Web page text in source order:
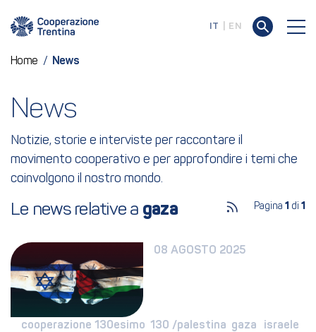
IT EN
Home / News
News
Notizie, storie e interviste per raccontare il
movimento cooperativo e per approfondire i temi che
coinvolgono il nostro mondo.
Le news relative a gaza Pagina 1 di 1
08 AGOSTO 2025
cooperazione 130esimo
130 / palestina gaza
israele